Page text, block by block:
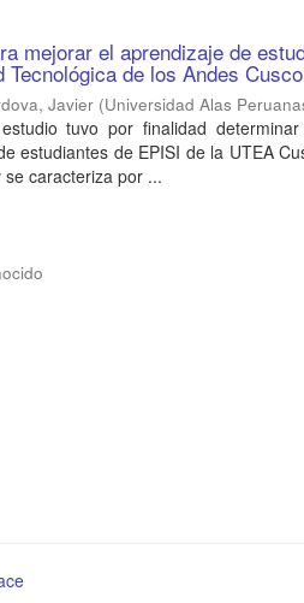
mejorar el aprendizaje de
Tecnológica de los Andes
Javier (Universidad Alas
tuvo por finalidad
estudiantes de EPISI de la UTEA
se caracteriza por ...